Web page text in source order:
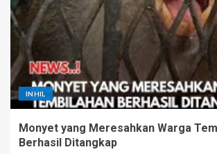
INHIL
Monyet yang Meresahkan Warga
Berhasil Ditangkap